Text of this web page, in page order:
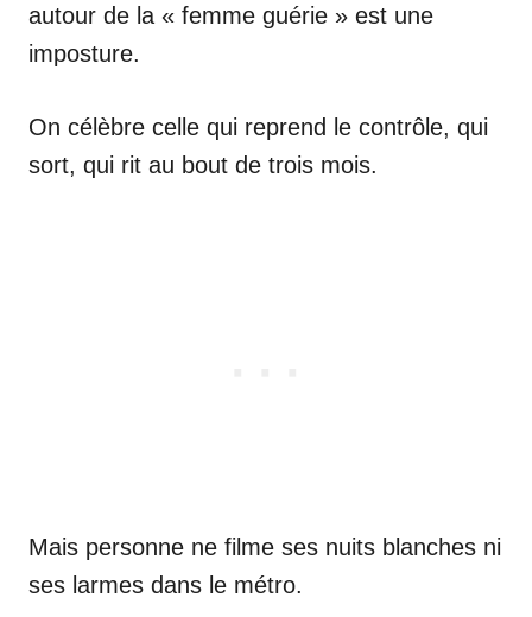
autour de la « femme guérie » est une
imposture.
On célèbre celle qui reprend le contrôle, qui
sort, qui rit au bout de trois mois.
Mais personne ne filme ses nuits blanches ni
ses larmes dans le métro.